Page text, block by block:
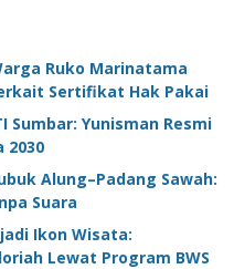
Ruko Marinatama
Sertifikat Hak Pakai
Sumbar: Yunisman Resmi
2030
Alung–Padang Sawah:
Suara
Ikon Wisata:
Lewat Program BWS